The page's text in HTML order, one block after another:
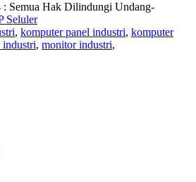
Semua Hak Dilindungi Undang-
Seluler
, komputer panel industri, komputer
, monitor industri,